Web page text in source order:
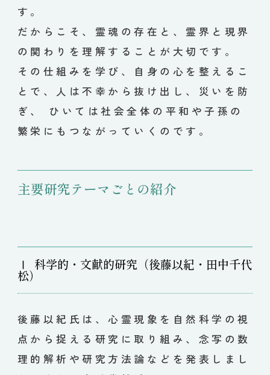
す。
だからこそ、霊魂の存在と、霊界と現界
の関わりを理解することが大切です。
その仕組みを学び、自身の心を整えるこ
とで、人は不幸から抜け出し、災いを防
ぎ、 ひいては社会全体の平和や子孫の
繁栄にもつながっていくのです。
主要研究テーマごとの紹介
Ⅰ 科学的・文献的研究（後藤以紀・田中千代
松）
後藤以紀氏は、心霊現象を自然科学の視
点から捉える研究に取り組み、念写の数
理的解析や研究方法論などを発表しまし